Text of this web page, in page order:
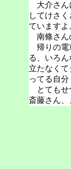
大介さん
してけさ
ていますよ
南條さん
帰りの電
る、いろ
立たなく
ってる自
とてもせ
斎藤さん